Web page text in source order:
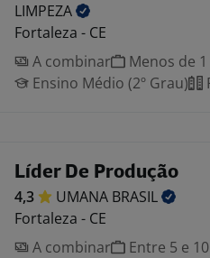
LIMPEZA
Fortaleza - CE
A combinar
Menos de
Ensino Médio (2º Grau)
Líder De Produção
4,3 UMANA BRASIL
Fortaleza - CE
A combinar
Entre 5 e